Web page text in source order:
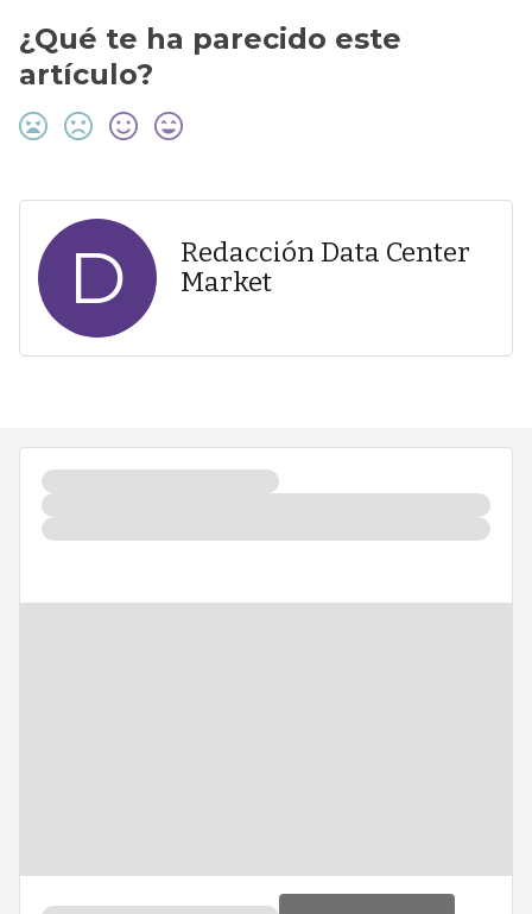
¿Qué te ha parecido este
artículo?
D
Redacción Data Center
Market